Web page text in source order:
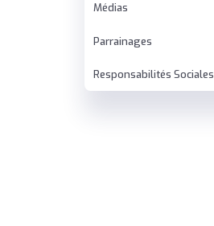
Médias
Tour Virtuelle
Films Promotionnels
Parrainages
Responsabilités Sociales